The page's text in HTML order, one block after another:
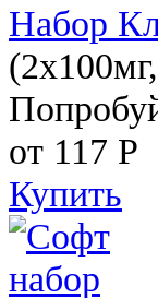
Набор
от 117 Р
Купить